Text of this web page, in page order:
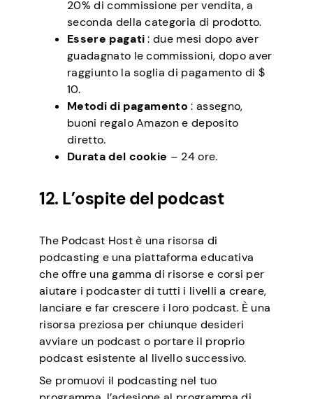
20% di commissione per vendita, a
seconda della categoria di prodotto.
Essere pagati: due mesi dopo aver
guadagnato le commissioni, dopo aver
raggiunto la soglia di pagamento di $
10.
Metodi di pagamento : assegno,
buoni regalo Amazon e deposito
diretto.
Durata del cookie – 24 ore.
12. L’ospite del podcast
The Podcast Host è una risorsa di
podcasting e una piattaforma educativa
che offre una gamma di risorse e corsi per
aiutare i podcaster di tutti i livelli a creare,
lanciare e far crescere i loro podcast. È una
risorsa preziosa per chiunque desideri
avviare un podcast o portare il proprio
podcast esistente al livello successivo.
Se promuovi il podcasting nel tuo